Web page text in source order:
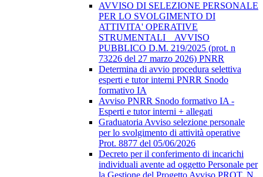
AVVISO DI SELEZIONE PERSONALE
PER LO SVOLGIMENTO DI
ATTIVITA' OPERATIVE
STRUMENTALI _ AVVISO
PUBBLICO D.M. 219/2025 (prot. n
73226 del 27 marzo 2026) PNRR
Determina di avvio procedura selettiva
esperti e tutor interni PNRR Snodo
formativo IA
Avviso PNRR Snodo formativo IA -
Esperti e tutor interni + allegati
Graduatoria Avviso selezione personale
per lo svolgimento di attività operative
Prot. 8877 del 05/06/2026
Decreto per il conferimento di incarichi
individuali avente ad oggetto Personale per